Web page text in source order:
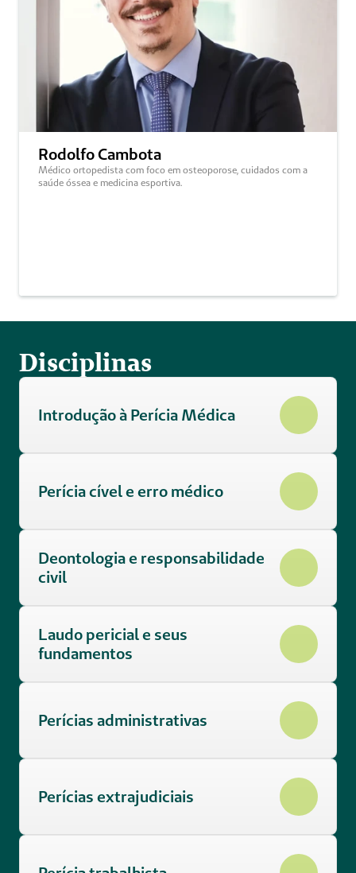
Rodolfo Cambota
Médico ortopedista com foco em osteoporose, cuidados com a
saúde óssea e medicina esportiva.
Disciplinas
Introdução à Perícia Médica
Perícia cível e erro médico
Deontologia e responsabilidade
civil
Laudo pericial e seus
fundamentos
Perícias administrativas
Perícias extrajudiciais